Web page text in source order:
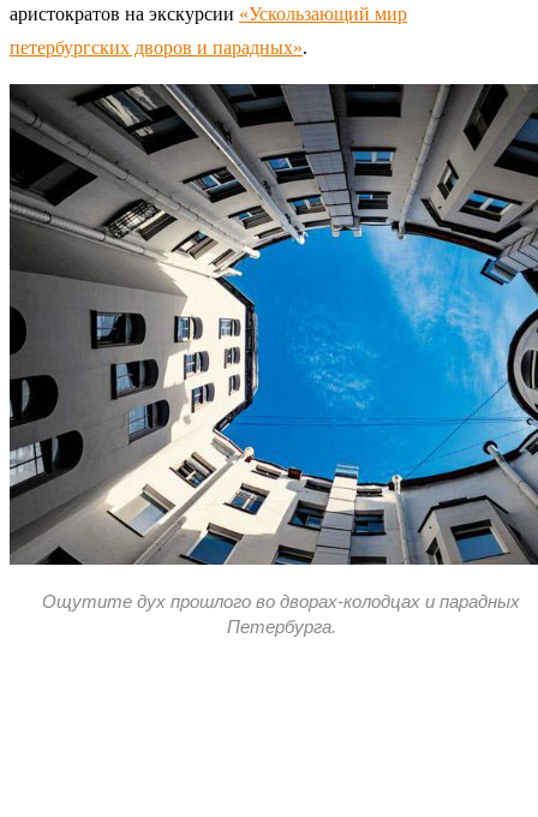
аристократов на экскурсии «Ускользающий мир
петербургских дворов и парадных».
Ощутите дух прошлого во дворах-колодцах и парадных
Петербурга.